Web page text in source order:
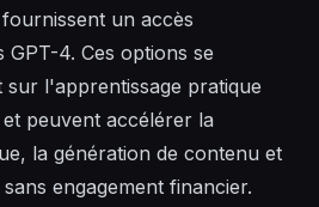
un accès
4. Ces options se
l'apprentissage pratique
peuvent accélérer la
la génération de contenu et
engagement financier.